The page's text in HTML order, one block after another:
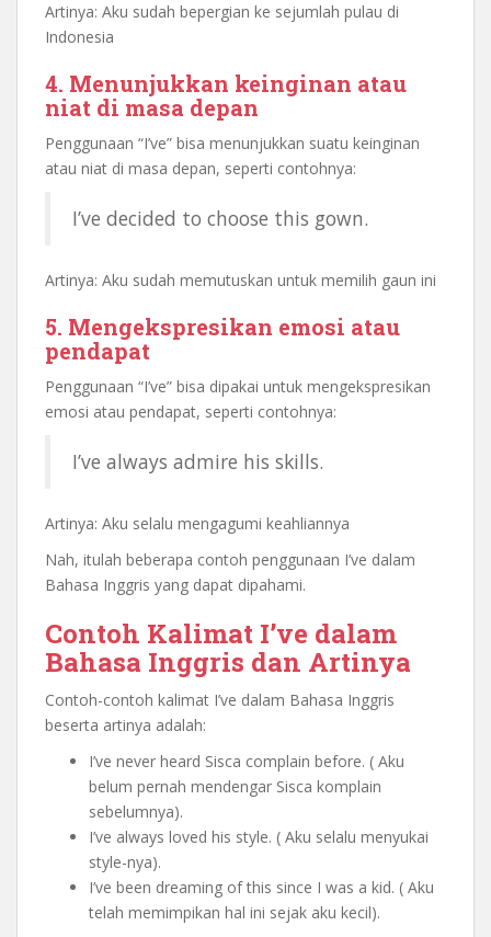
Artinya: Aku sudah bepergian ke sejumlah pulau di
Indonesia
4. Menunjukkan keinginan atau
niat di masa depan
Penggunaan “I’ve” bisa menunjukkan suatu keinginan
atau niat di masa depan, seperti contohnya:
I’ve decided to choose this gown.
Artinya: Aku sudah memutuskan untuk memilih gaun ini
5. Mengekspresikan emosi atau
pendapat
Penggunaan “I’ve” bisa dipakai untuk mengekspresikan
emosi atau pendapat, seperti contohnya:
I’ve always admire his skills.
Artinya: Aku selalu mengagumi keahliannya
Nah, itulah beberapa contoh penggunaan I’ve dalam
Bahasa Inggris yang dapat dipahami.
Contoh Kalimat I’ve dalam
Bahasa Inggris dan Artinya
Contoh-contoh kalimat I’ve dalam Bahasa Inggris
beserta artinya adalah:
I’ve never heard Sisca complain before. ( Aku
belum pernah mendengar Sisca komplain
sebelumnya).
I’ve always loved his style. ( Aku selalu menyukai
style-nya).
I’ve been dreaming of this since I was a kid. ( Aku
telah memimpikan hal ini sejak aku kecil).